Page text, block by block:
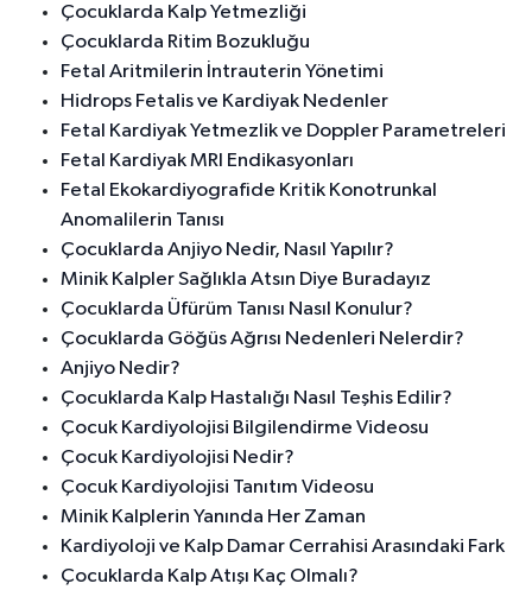
Çocuklarda Kalp Yetmezliği
Çocuklarda Ritim Bozukluğu
Fetal Aritmilerin İntrauterin Yönetimi
Hidrops Fetalis ve Kardiyak Nedenler
Fetal Kardiyak Yetmezlik ve Doppler Parametreleri
Fetal Kardiyak MRI Endikasyonları
Fetal Ekokardiyografide Kritik Konotrunkal
Anomalilerin Tanısı
Çocuklarda Anjiyo Nedir, Nasıl Yapılır?
Minik Kalpler Sağlıkla Atsın Diye Buradayız
Çocuklarda Üfürüm Tanısı Nasıl Konulur?
Çocuklarda Göğüs Ağrısı Nedenleri Nelerdir?
Anjiyo Nedir?
Çocuklarda Kalp Hastalığı Nasıl Teşhis Edilir?
Çocuk Kardiyolojisi Bilgilendirme Videosu
Çocuk Kardiyolojisi Nedir?
Çocuk Kardiyolojisi Tanıtım Videosu
Minik Kalplerin Yanında Her Zaman
Kardiyoloji ve Kalp Damar Cerrahisi Arasındaki Fark
Çocuklarda Kalp Atışı Kaç Olmalı?